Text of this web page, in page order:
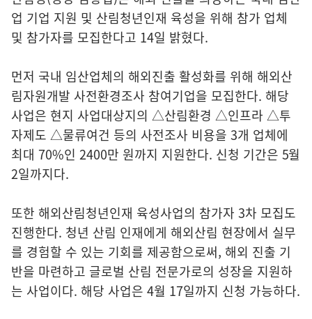
업 기업 지원 및 산림청년인재 육성을 위해 참가 업체
및 참가자를 모집한다고 14일 밝혔다.
먼저 국내 임산업체의 해외진출 활성화를 위해 해외산
림자원개발 사전환경조사 참여기업을 모집한다. 해당
사업은 현지 사업대상지의 △산림환경 △인프라 △투
자제도 △물류여건 등의 사전조사 비용을 3개 업체에
최대 70%인 2400만 원까지 지원한다. 신청 기간은 5월
2일까지다.
또한 해외산림청년인재 육성사업의 참가자 3차 모집도
진행한다. 청년 산림 인재에게 해외산림 현장에서 실무
를 경험할 수 있는 기회를 제공함으로써, 해외 진출 기
반을 마련하고 글로벌 산림 전문가로의 성장을 지원하
는 사업이다. 해당 사업은 4월 17일까지 신청 가능하다.